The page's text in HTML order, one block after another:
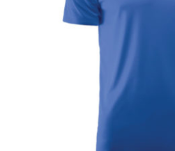
VALITSE VAIHTOEHDOISTA